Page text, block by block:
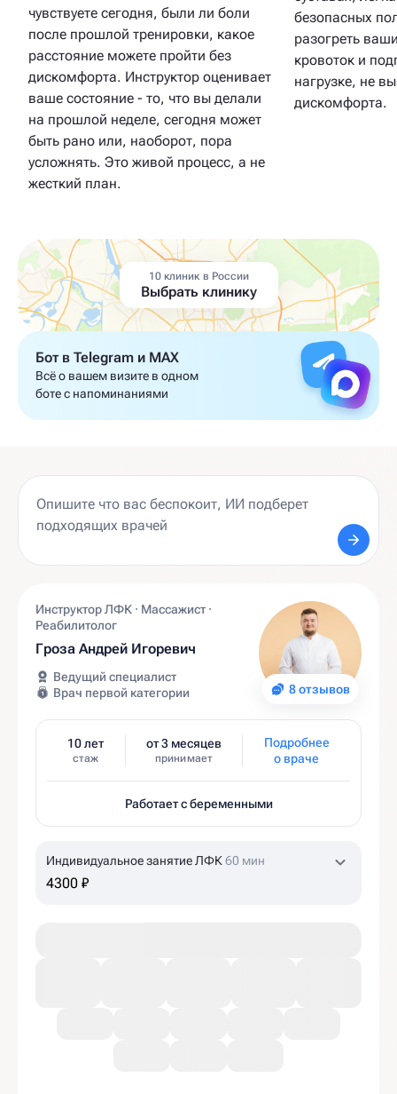
чувствуете сегодня, были ли боли
после прошлой тренировки, какое
расстояние можете пройти без
дискомфорта. Инструктор оценивает
ваше состояние - то, что вы делали
на прошлой неделе, сегодня может
быть рано или, наоборот, пора
усложнять. Это живой процесс, а не
жесткий план.
безопасных
разогреть
кровоток и
нагрузке, не
дискомфорта.
10 клиник в России
Выбрать клинику
Бот в Telegram и MAX
Всё о вашем визите в одном
боте с напоминаниями
8 отзывов
Инструктор ЛФК · Массажист ·
Реабилитолог
Гроза Андрей Игоревич
Ведущий специалист
Врач первой категории
10 лет
стаж
от 3 месяцев
принимает
Подробнее
о враче
Работает с беременными
Индивидуальное занятие ЛФК60 мин
4300 ₽